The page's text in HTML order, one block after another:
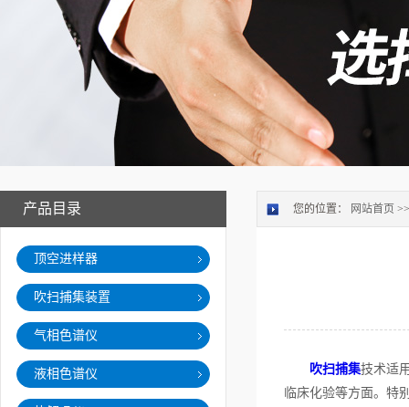
产品目录
顶空进样器
吹扫捕集装置
气相色谱仪
液相色谱仪
您的位置： 网站首页
吹扫捕集技术适
临床化验等方面。特